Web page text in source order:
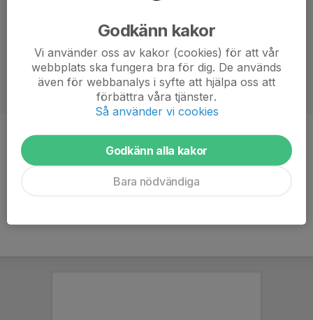
Position
Ålder
17 år
Godkänn kakor
Vi använder oss av kakor (cookies) för att vår
webbplats ska fungera bra för dig. De används
även för webbanalys i syfte att hjälpa oss att
förbättra våra tjänster.
Så använder vi cookies
Godkänn alla kakor
Bara nödvändiga